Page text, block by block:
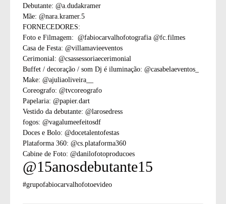
Debutante: @a.dudakramer
Mãe: @nara.kramer.5
FORNECEDORES:
Foto e Filmagem: @fabiocarvalhofotografia @fc.filmes
Casa de Festa: @villamavieeventos
Cerimonial: @csassessoriaecerimonial
Buffet / decoração / som Dj é iluminação: @casabelaeventos_
Make: @ajuliaoliveira__
Coreografo: @tvcoreografo
Papelaria: @papier.dart
Vestido da debutante: @larosedress
fogos: @vagalumeefeitosdf
Doces e Bolo: @docetalentofestas
Plataforma 360: @cs.plataforma360
Cabine de Foto: @danilofotoproducoes
@15anosdebutante15
#grupofabiocarvalhofotoevideo